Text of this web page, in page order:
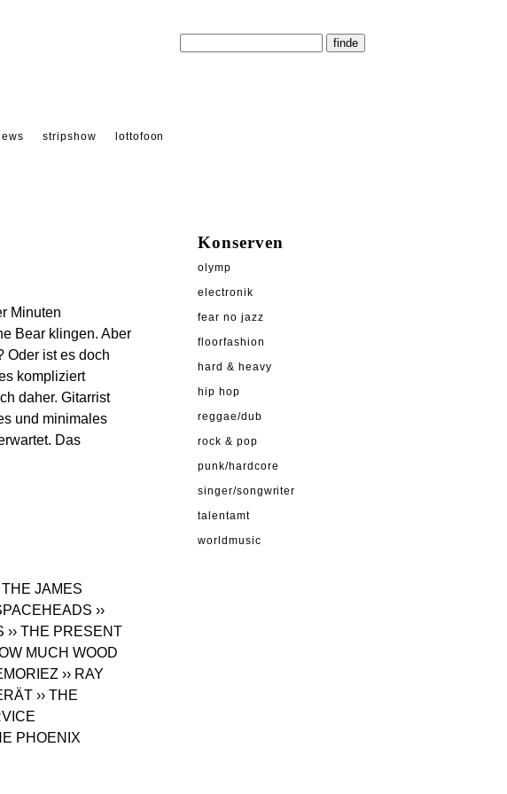
stripshow lottofoon
Minuten
Bear klingen. Aber
Oder ist es doch
kompliziert
daher. Gitarrist
und minimales
Das
THE JAMES
››
›› THE PRESENT
MUCH WOOD
›› RAY
›› THE
PHOENIX
Konserven
olymp
electronik
fear no jazz
floorfashion
hard & heavy
hip hop
reggae/dub
rock & pop
punk/hardcore
singer/songwriter
talentamt
worldmusic